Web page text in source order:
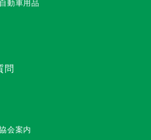
動車用品
問
会案内